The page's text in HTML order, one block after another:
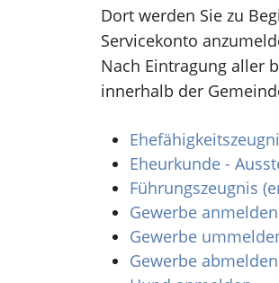
Dort werden Sie zu
Servicekonto
Nach Eintragung aller
innerhalb der
Eheurkunde -
Führungszeugnis
Gewerbe anmelden
Gewerbe
Gewerbe abmelden